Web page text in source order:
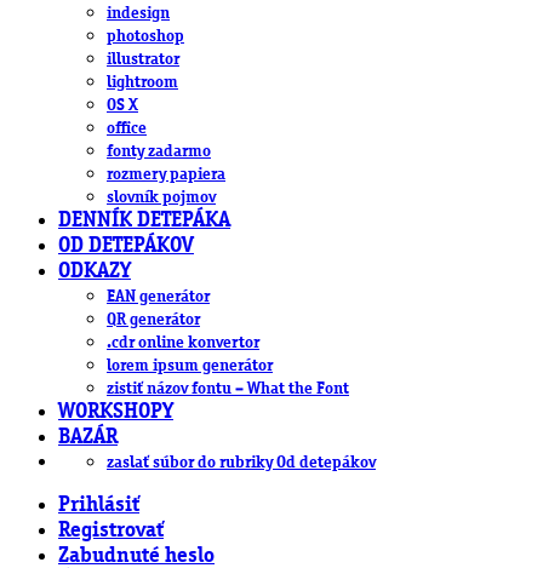
indesign
photoshop
illustrator
lightroom
OS X
office
fonty zadarmo
rozmery papiera
slovník pojmov
DENNÍK DETEPÁKA
OD DETEPÁKOV
ODKAZY
EAN generátor
QR generátor
.cdr online konvertor
lorem ipsum generátor
zistiť názov fontu – What the Font
WORKSHOPY
BAZÁR
zaslať súbor do rubriky Od detepákov
Prihlásiť
Registrovať
Zabudnuté heslo